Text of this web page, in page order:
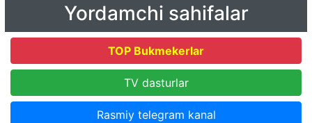
Yordamchi sahifalar
TOP Bukmekerlar
TV dasturlar
Rasmiy telegram kanal